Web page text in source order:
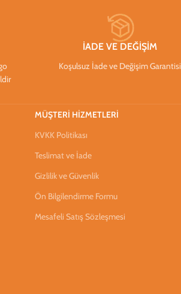
İADE VE DEĞİŞİM
Koşulsuz İade ve Değişim Garantisi
MÜŞTERİ HİZMETLERİ
KVKK Politikası
Teslimat ve İade
Gizlilik ve Güvenlik
Ön Bilgilendirme Formu
Mesafeli Satış Sözleşmesi